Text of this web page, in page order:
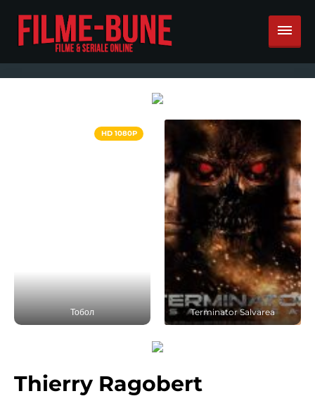
HD 1080P
Тобол Terminator Salvarea
Thierry Ragobert